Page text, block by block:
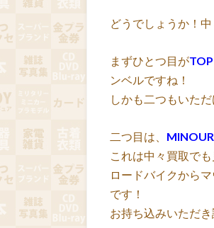
どうでしょうか！
まずひとつ目が
ンベルですね！
しかも二つもいただ
二つ目は、
これは中々買取で
ロードバイクから
です！
お持ち込みいただ